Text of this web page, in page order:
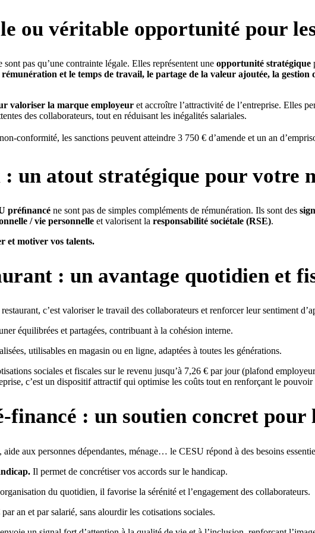
ou véritable opportunité pour
sont pas qu’une contrainte légale. Elles représentent une opportunité stratégique
rémunération et le temps de travail, le partage de la valeur ajoutée, la gestion
valoriser la marque employeur et accroître l’attractivité de l’entreprise. Elles
des collaborateurs, tout en réduisant les inégalités salariales.
conformité, les sanctions peuvent atteindre 3 750 € d’amende et un an
: un atout stratégique pour votre
préﬁnancé ne sont pas de simples compléments de rémunération. Ils sont des
/ vie personnelle et valorisent la responsabilité sociétale (RSE).
et motiver vos talents.
: un avantage quotidien et
c’est valoriser le travail des collaborateurs et renforcer leur sentiment
équilibrées et partagées, contribuant à la cohésion interne.
utilisables en magasin ou en ligne, adaptées à toutes les générations.
sociales et fiscales sur le revenu jusqu’à 7,26 € par jour (plafond
c’est un dispositif attractif qui optimise les coûts tout en renforçant le pouvoir
financé : un soutien concret pour
aide aux personnes dépendantes, ménage… le CESU répond à des besoins
Il permet de concrétiser vos accords sur le handicap.
du quotidien, il favorise la sérénité et l’engagement des collaborateurs.
an et par salarié, sans alourdir les cotisations sociales.